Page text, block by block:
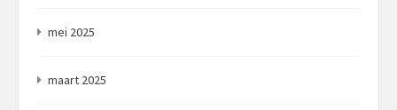
mei 2025
maart 2025